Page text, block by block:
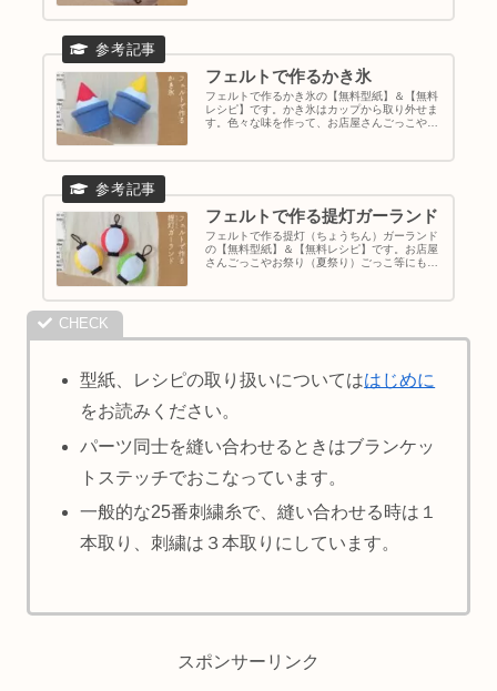
フェルトで作るかき氷
フェルトで作るかき氷の【無料型紙】＆【無料
レシピ】です。かき氷はカップから取り外せま
す。色々な味を作って、お店屋さんごっこやお
フェルトで作る提灯ガーランド
フェルトで作る提灯（ちょうちん）ガーランド
の【無料型紙】＆【無料レシピ】です。お店屋
さんごっこやお祭り（夏祭り）ごっこ等にもに
型紙、レシピの取り扱いについてははじめに
をお読みください。
パーツ同士を縫い合わせるときはブランケッ
トステッチでおこなっています。
一般的な25番刺繍糸で、縫い合わせる時は１
本取り、刺繍は３本取りにしています。
スポンサーリンク